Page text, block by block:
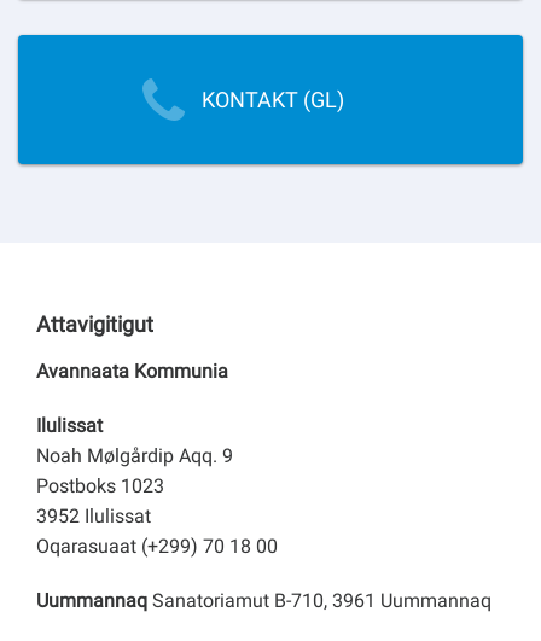
KONTAKT (GL)
Attavigitigut
Avannaata Kommunia
Ilulissat
Noah Mølgårdip Aqq. 9
Postboks 1023
3952 Ilulissat
Oqarasuaat (+299) 70 18 00
Uummannaq Sanatoriamut B-710, 3961 Uummannaq